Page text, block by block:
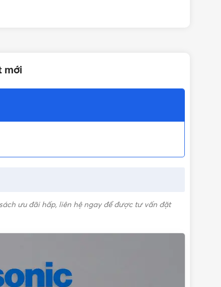
mới
ưu đãi hấp, liên hệ ngay để được tư vấn đặt